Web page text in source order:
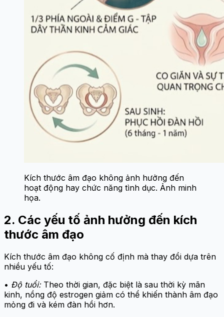
Kích thước âm đạo không ảnh hưởng đến
hoạt động hay chức năng tình dục. Ảnh minh
họa.
2. Các yếu tố ảnh hưởng đến kích
thước âm đạo
Kích thước âm đạo không cố định mà thay đổi dựa trên
nhiều yếu tố:
• Độ tuổi: Theo thời gian, đặc biệt là sau thời kỳ mãn
kinh, nồng độ estrogen giảm có thể khiến thành âm đạo
mỏng đi và kém đàn hồi hơn.